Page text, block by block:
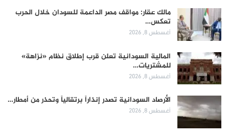
مالك عقار: مواقف مصر الداعمة للسودان خلال الحرب
تعكس…
أغسطس 8, 2026
المالية السودانية تعلن قرب إطلاق نظام «نزاهة»
للمشتريات…
أغسطس 8, 2026
الأرصاد السودانية تصدر إنذاراً برتقالياً وتحذر من أمطار…
أغسطس 8, 2026